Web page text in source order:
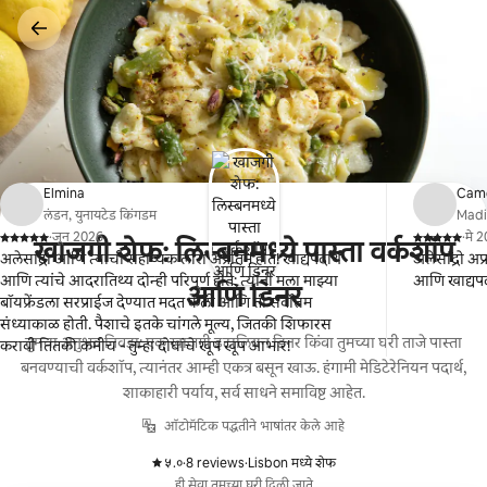
कंटेंटवर
जा
खाजगी शेफ: लिस्बनमध्ये पास्ता वर्कशॉप
आणि डिनर
तुमचा अनुभव निवडा: एक खाजगी इटालियन डिनर किंवा तुमच्या घरी ताजे पास्ता
बनवण्याची वर्कशॉप, त्यानंतर आम्ही एकत्र बसून खाऊ. हंगामी मेडिटेरेनियन पदार्थ,
शाकाहारी पर्याय, सर्व साधने समाविष्ट आहेत.
ऑटोमॅटिक पद्धतीने भाषांतर केले आहे
५.०·8 reviews·Lisbon मध्ये शेफ
Elmina
लंडन, युनायटेड किंगडम
,
·जून 2026
अलेसांद्रो आणि त्यांची सहाय्यक लारा अप्रतिम होते! खाद्यपदार्थ
आणि त्यांचे आदरातिथ्य दोन्ही परिपूर्ण होते; त्यांनी मला माझ्या
बॉयफ्रेंडला सरप्राईज देण्यात मदत केली आणि ती सर्वोत्तम
संध्याकाळ होती. पैशाचे इतके चांगले मूल्य, जितकी शिफारस
करावी तितकी कमीच - तुम्हा दोघांचे खूप खूप आभार!
,
·मे
अलेसांद्रो
आणि